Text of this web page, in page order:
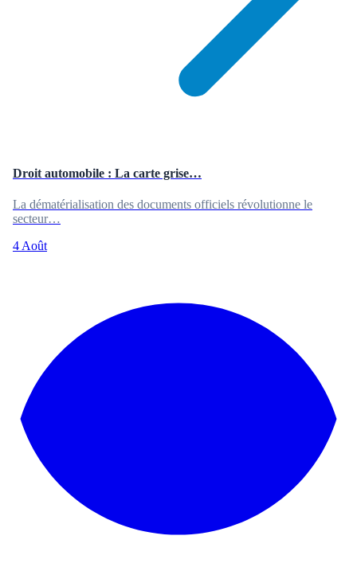
Droit automobile : La carte grise…
La dématérialisation des documents officiels révolutionne le
secteur…
4 Août